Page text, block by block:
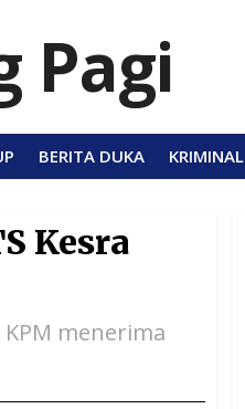
BERITA DUKA KRIMINAL
Kesra
menerima